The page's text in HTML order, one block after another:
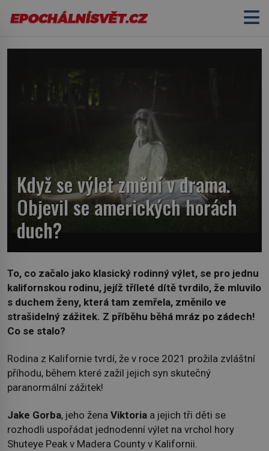
Když se výlet změní v drama.
Objevil se amerických horách
duch?
To, co začalo jako klasický rodinný výlet, se pro jednu
kalifornskou rodinu, jejíž tříleté dítě tvrdilo, že mluvilo
s duchem ženy, která tam zemřela, změnilo ve
strašidelný zážitek. Z příběhu běhá mráz po zádech!
Co se stalo?
Rodina z Kalifornie tvrdí, že v roce 2021 prožila zvláštní
příhodu, během které zažil jejich syn skutečný
paranormální zážitek!
Jake Gorba, jeho žena Viktoria a jejich tři děti se
rozhodli uspořádat jednodenní výlet na vrchol hory
Shuteye Peak v Madera County v Kalifornii.